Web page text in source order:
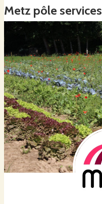
Metz pôle services